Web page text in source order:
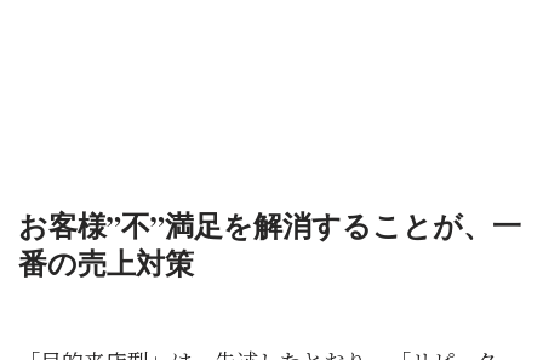
お客様”不”満足を解消することが、一
番の売上対策